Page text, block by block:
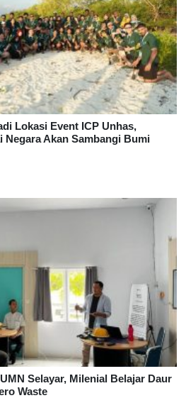
Lokasi Event ICP Unhas,
Negara Akan Sambangi Bumi
Selayar, Milenial Belajar Daur
Waste